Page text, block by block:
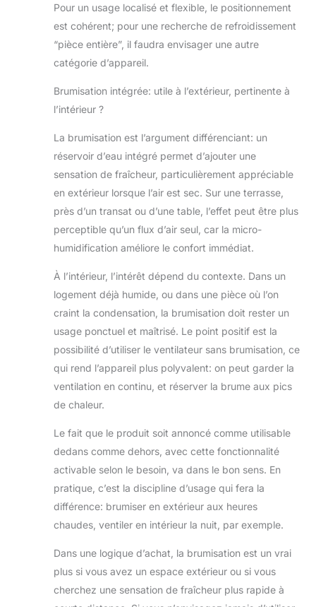
occasions.
DIMENSIONS : H29
cm L21 cm P22 cm.
charbon. Contenu
portable Shark,
chargeur
Pour un usage localisé et flexible, le positionnement
est cohérent; pour une recherche de refroidissement
“pièce entière”, il faudra envisager une autre
catégorie d’appareil.
Brumisation intégrée: utile à l’extérieur, pertinente à
l’intérieur ?
La brumisation est l’argument différenciant: un
réservoir d’eau intégré permet d’ajouter une
sensation de fraîcheur, particulièrement appréciable
en extérieur lorsque l’air est sec. Sur une terrasse,
près d’un transat ou d’une table, l’effet peut être plus
perceptible qu’un flux d’air seul, car la micro-
humidification améliore le confort immédiat.
À l’intérieur, l’intérêt dépend du contexte. Dans un
logement déjà humide, ou dans une pièce où l’on
craint la condensation, la brumisation doit rester un
usage ponctuel et maîtrisé. Le point positif est la
possibilité d’utiliser le ventilateur sans brumisation, ce
qui rend l’appareil plus polyvalent: on peut garder la
ventilation en continu, et réserver la brume aux pics
de chaleur.
Le fait que le produit soit annoncé comme utilisable
dedans comme dehors, avec cette fonctionnalité
activable selon le besoin, va dans le bon sens. En
pratique, c’est la discipline d’usage qui fera la
différence: brumiser en extérieur aux heures
chaudes, ventiler en intérieur la nuit, par exemple.
Dans une logique d’achat, la brumisation est un vrai
plus si vous avez un espace extérieur ou si vous
cherchez une sensation de fraîcheur plus rapide à